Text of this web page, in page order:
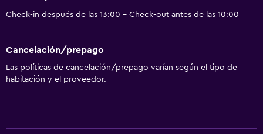
Check-in después de las 13:00 - Check-out antes de las 10:00
Cancelación/prepago
Las políticas de cancelación/prepago varían según el tipo de
habitación y el proveedor.